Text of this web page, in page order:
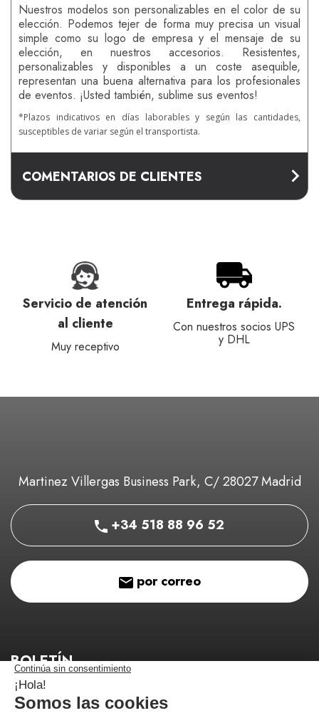
Nuestros modelos son personalizables en el color de su
elección. Podemos tejer de forma muy precisa un visual
simple como su logo de empresa y el mensaje de su
elección, en nuestros accesorios. Resistentes,
personalizables y disponibles a un coste asequible,
representan una buena alternativa para los profesionales
de eventos. ¡Usted también, sublime sus eventos!
*Plazos indicativos en días laborables y según las cantidades,
susceptibles de variar según el transportista.
COMENTARIOS DE CLIENTES
Servicio de atención
al cliente
Muy receptivo
Entrega rápida.
Con nuestros socios UPS
y DHL
Martinez Villergas Business Park, C/ 28027 Madrid
+34 518 88 96 52
por correo
BOLETÍN
¡Manténgase informado de nuestros buenos planes!